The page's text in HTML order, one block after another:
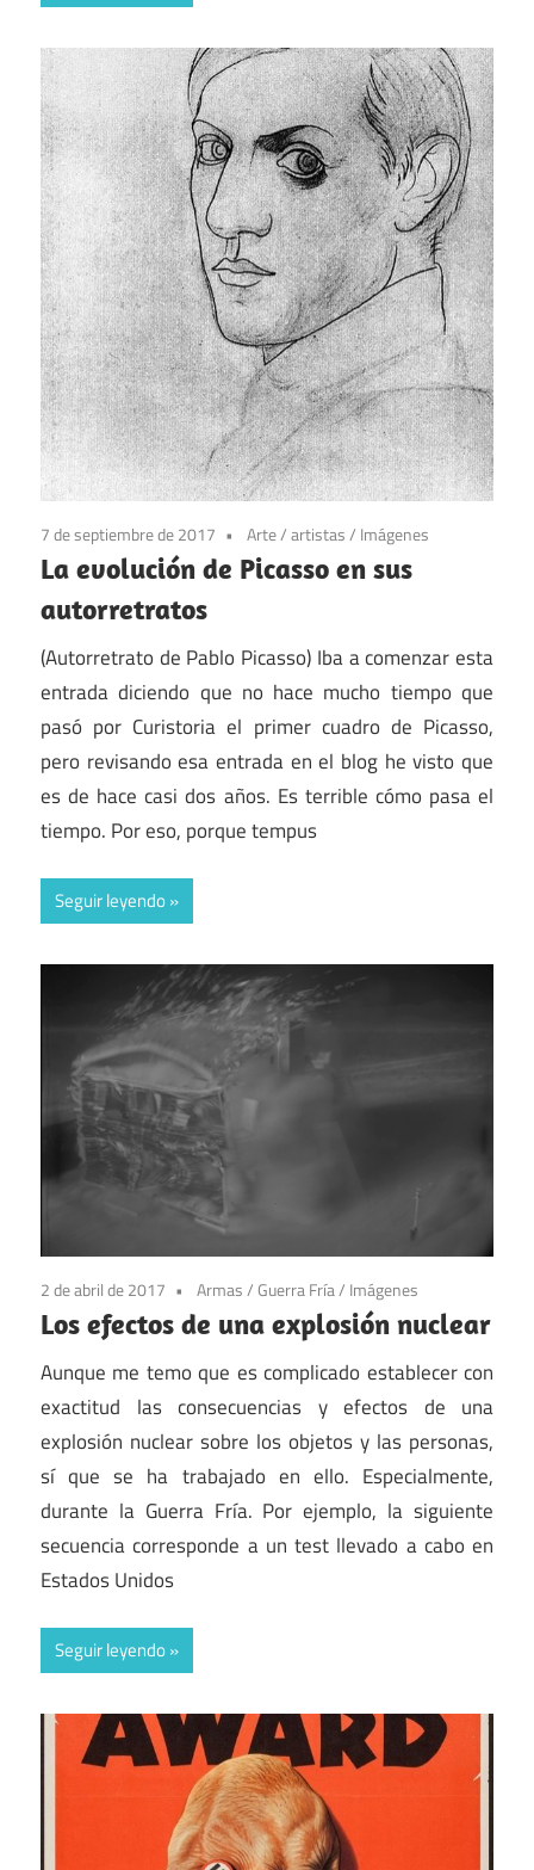
7 de septiembre de 2017 Arte/artistas/ Imágenes
La evolución de Picasso en sus
autorretratos
(Autorretrato de Pablo Picasso) Iba a comenzar esta
entrada diciendo que no hace mucho tiempo que
pasó por Curistoria el primer cuadro de Picasso,
pero revisando esa entrada en el blog he visto que
es de hace casi dos años. Es terrible cómo pasa el
tiempo. Por eso, porque tempus
Seguir leyendo
2 de abril de 2017 Armas/Guerra Fría/ Imágenes
Los efectos de una explosión nuclear
Aunque me temo que es complicado establecer con
exactitud las consecuencias y efectos de una
explosión nuclear sobre los objetos y las personas,
sí que se ha trabajado en ello. Especialmente,
durante la Guerra Fría. Por ejemplo, la siguiente
secuencia corresponde a un test llevado a cabo en
Estados Unidos
Seguir leyendo